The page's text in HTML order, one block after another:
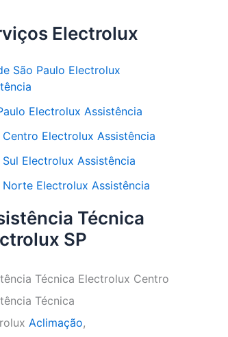
Electrolux
São Paulo Electrolux
Electrolux Assistência
Centro Electrolux Assistência
Sul Electrolux Assistência
Norte Electrolux Assistência
Técnica
SP
Técnica Electrolux Centro
Técnica
Aclimação,